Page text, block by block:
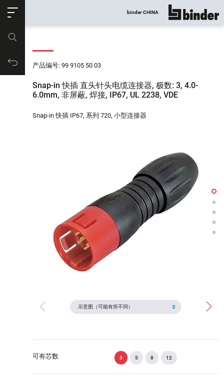
购物车
binder CHINA 显示所有
产品编号: 99 9105 50 03
Snap-in 快插 直头针头电缆连接器, 极数: 3, 4.0-
6.0mm, 非屏蔽, 焊接, IP67, UL 2238, VDE
Snap-in 快插 IP67, 系列 720, 小型连接器
可有芯数 3 5 8 12